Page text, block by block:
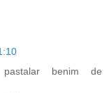
pastalar benim de